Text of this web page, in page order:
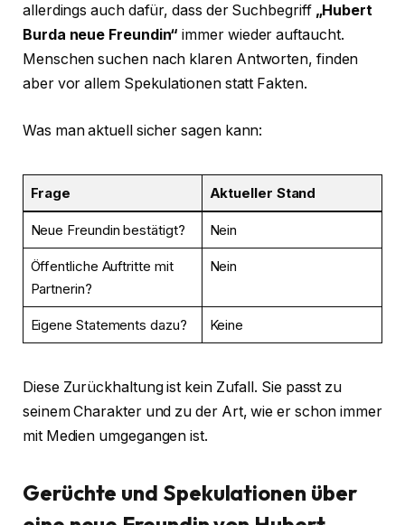
allerdings auch dafür, dass der Suchbegriff „Hubert
Burda neue Freundin“ immer wieder auftaucht.
Menschen suchen nach klaren Antworten, finden
aber vor allem Spekulationen statt Fakten.
Was man aktuell sicher sagen kann:
Frage Aktueller Stand
Neue Freundin bestätigt? Nein
Öffentliche Auftritte mit
Partnerin?
Nein
Eigene Statements dazu? Keine
Diese Zurückhaltung ist kein Zufall. Sie passt zu
seinem Charakter und zu der Art, wie er schon immer
mit Medien umgegangen ist.
Gerüchte und Spekulationen über